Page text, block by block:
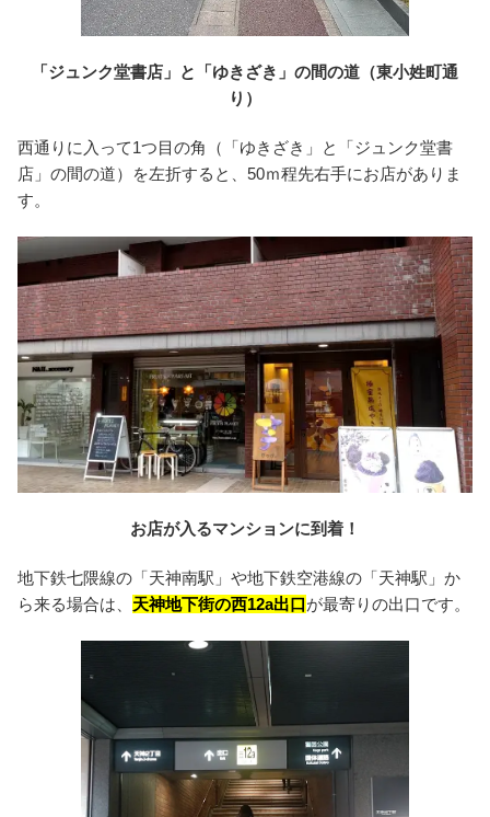
「ジュンク堂書店」と「ゆきざき」の間の道（東小姓町通
り）
西通りに入って1つ目の角（「ゆきざき」と「ジュンク堂書
店」の間の道）を左折すると、50ｍ程先右手にお店がありま
す。
お店が入るマンションに到着！
地下鉄七隈線の「天神南駅」や地下鉄空港線の「天神駅」か
ら来る場合は、 天神地下街の西12a出口が最寄りの出口です。